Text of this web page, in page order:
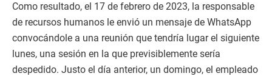
Como resultado, el 17 de febrero de 2023, la responsable
de recursos humanos le envió un mensaje de WhatsApp
convocándole a una reunión que tendría lugar el siguiente
lunes, una sesión en la que previsiblemente sería
despedido. Justo el día anterior, un domingo, el empleado